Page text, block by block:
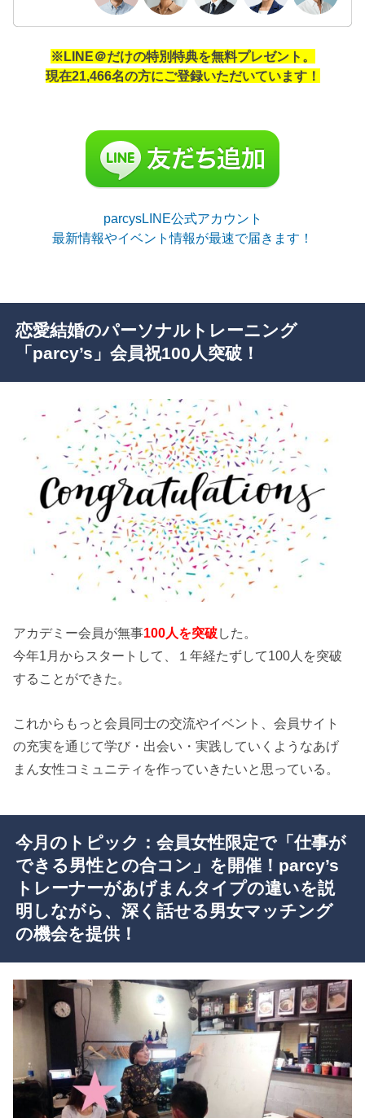
※LINE＠だけの特別特典を無料プレゼント。
現在21,466名の方にご登録いただいています！
parcysLINE公式アカウント
最新情報やイベント情報が最速で届きます！
恋愛結婚のパーソナルトレーニング
「parcy’s」会員祝100人突破！
アカデミー会員が無事100人を突破した。
今年1月からスタートして、１年経たずして100人を突破
することができた。
これからもっと会員同士の交流やイベント、会員サイト
の充実を通じて学び・出会い・実践していくようなあげ
まん女性コミュニティを作っていきたいと思っている。
今月のトピック：会員女性限定で「仕事が
できる男性との合コン」を開催！parcy’s
トレーナーがあげまんタイプの違いを説
明しながら、深く話せる男女マッチング
の機会を提供！